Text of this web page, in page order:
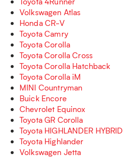
Volkswagen Atlas
Honda CR-V
Toyota Camry
Toyota Corolla
Toyota Corolla Cross
Toyota Corolla Hatchback
Toyota Corolla iM
MINI Countryman
Buick Encore
Chevrolet Equinox
Toyota GR Corolla
Toyota HIGHLANDER HYBRID
Toyota Highlander
Volkswagen Jetta